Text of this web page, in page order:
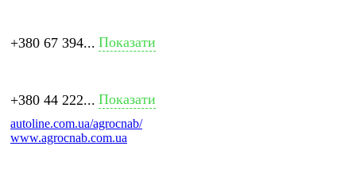
+380 67 394... Показати
+380 44 222... Показати
autoline.com.ua/agrocnab/
www.agrocnab.com.ua